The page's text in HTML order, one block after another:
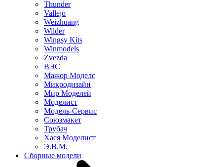
Thunder
Vallejo
Weizhuang
Wilder
Wingsy Kits
Winmodels
Zvezda
ВЭС
Мажор Моделс
Микродизайн
Мир Моделей
Моделист
Модель-Сервис
Союзмакет
Трубач
Хася Моделист
Э.В.М.
Сборные модели